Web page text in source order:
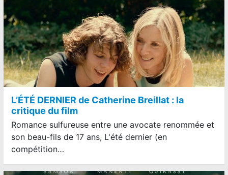
L’ÉTÉ DERNIER de Catherine Breillat : la
critique du film
Romance sulfureuse entre une avocate renommée et
son beau-fils de 17 ans, L'été dernier (en
compétition…